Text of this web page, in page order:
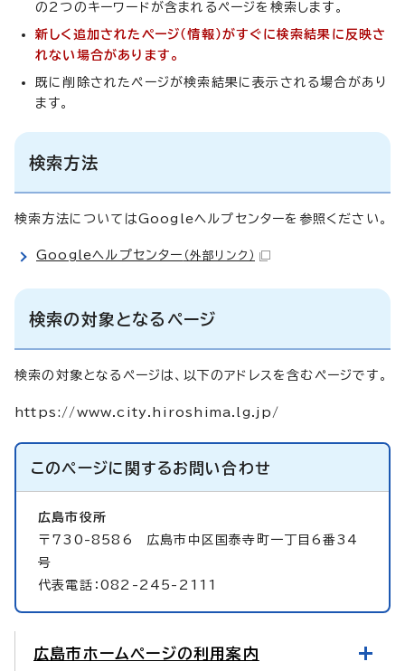
の2つのキーワードが含まれるページを検索します。
新しく追加されたページ（情報）がすぐに検索結果に反映さ
れない場合があります。
既に削除されたページが検索結果に表示される場合があり
ます。
検索方法
検索方法についてはGoogleヘルプセンターを参照ください。
Googleヘルプセンター （外部リンク）
検索の対象となるページ
検索の対象となるページは、以下のアドレスを含むページです。
https://www.city.hiroshima.lg.jp/
このページに関するお問い合わせ
広島市役所
〒730-8586 広島市中区国泰寺町一丁目6番34
号
代表電話：082-245-2111
広島市ホームページの利用案内